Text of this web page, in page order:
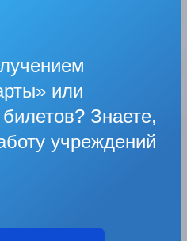
или
Знаете,
учреждений